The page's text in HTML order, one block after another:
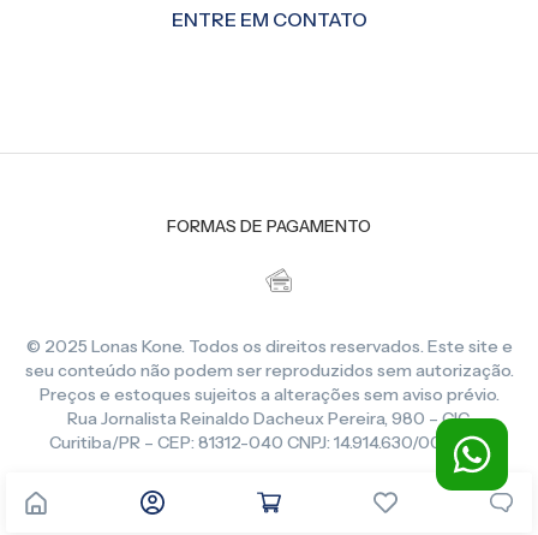
ENTRE EM CONTATO
FORMAS DE PAGAMENTO
© 2025 Lonas Kone. Todos os direitos reservados. Este site e
seu conteúdo não podem ser reproduzidos sem autorização.
Preços e estoques sujeitos a alterações sem aviso prévio.
Rua Jornalista Reinaldo Dacheux Pereira, 980 – CIC,
Curitiba/PR – CEP: 81312-040 CNPJ: 14.914.630/0001-86